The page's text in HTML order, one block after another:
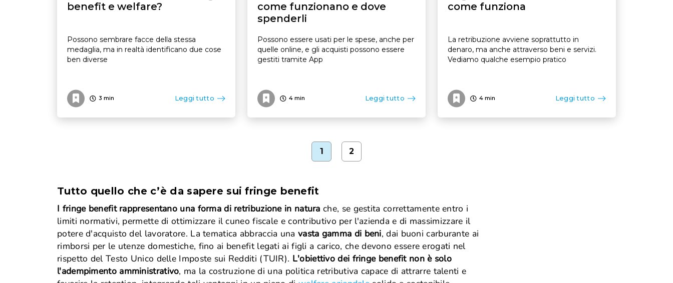
benefit e welfare?
Possono sembrare facce della stessa
medaglia, ma in realtà identificano due cose
ben diverse
3 min Leggi tutto
come funzionano e dove
spenderli
Possono essere usati per le spese, anche per
quelle online, e gli acquisti possono essere
gestiti tramite App
4 min Leggi tutto
come funziona
La retribuzione avviene soprattutto in
denaro, ma anche attraverso beni e servizi.
Vediamo qualche esempio pratico
4 min Leggi tutto
1 2
Tutto quello che c’è da sapere sui fringe benefit
I fringe benefit rappresentano una forma di retribuzione in natura che, se gestita correttamente entro i
limiti normativi, permette di ottimizzare il cuneo fiscale e contributivo per l'azienda e di massimizzare il
potere d'acquisto del lavoratore. La tematica abbraccia una vasta gamma di beni, dai buoni carburante ai
rimborsi per le utenze domestiche, fino ai benefit legati ai figli a carico, che devono essere erogati nel
rispetto del Testo Unico delle Imposte sui Redditi (TUIR). L'obiettivo dei fringe benefit non è solo
l'adempimento amministrativo, ma la costruzione di una politica retributiva capace di attrarre talenti e